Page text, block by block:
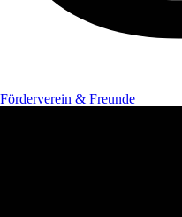
Förderverein & Freunde